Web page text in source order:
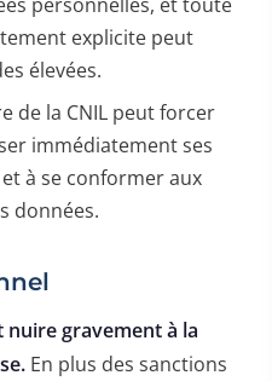
explicite peut
élevées.
de la CNIL peut forcer
immédiatement ses
à se conformer aux
données.
nuire gravement à la
En plus des sanctions